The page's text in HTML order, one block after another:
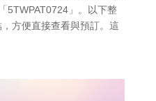
5TWPAT0724」。以下整
方便直接查看與預訂。這